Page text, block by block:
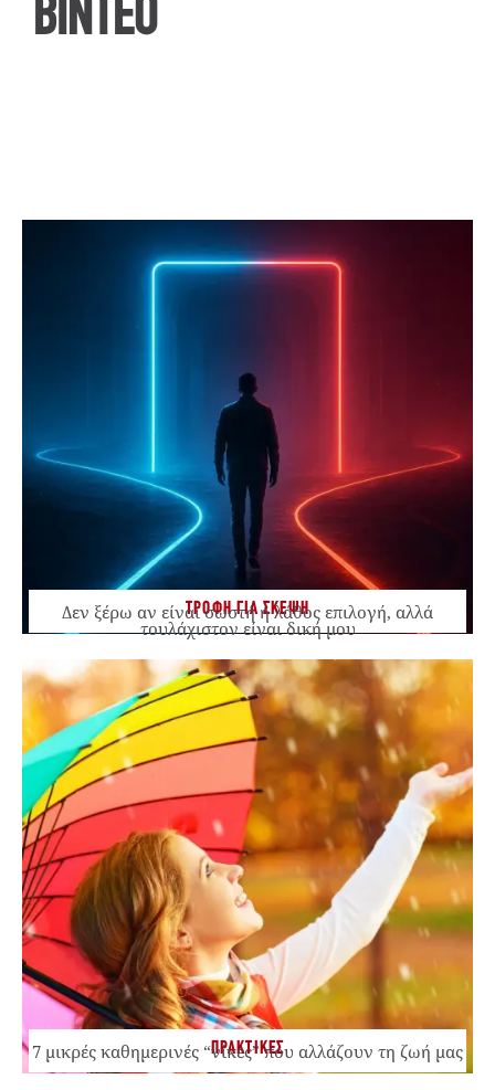
ΒΙΝΤΕΟ
ΤΡΟΦΗ ΓΙΑ ΣΚΕΨΗ
Δεν ξέρω αν είναι σωστή ή λάθος επιλογή, αλλά
τουλάχιστον είναι δική μου
ΠΡΑΚΤΙΚΕΣ
7 μικρές καθημερινές “νίκες” που αλλάζουν τη ζωή μας